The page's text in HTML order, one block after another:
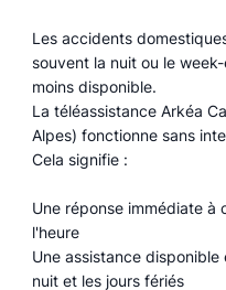
Les accidents
souvent la nuit ou le
moins disponible.
La téléassistance Arkéa
Alpes) fonctionne sans
Cela signifie :
Une réponse immédiate à
l'heure
Une assistance
nuit et les jours fériés